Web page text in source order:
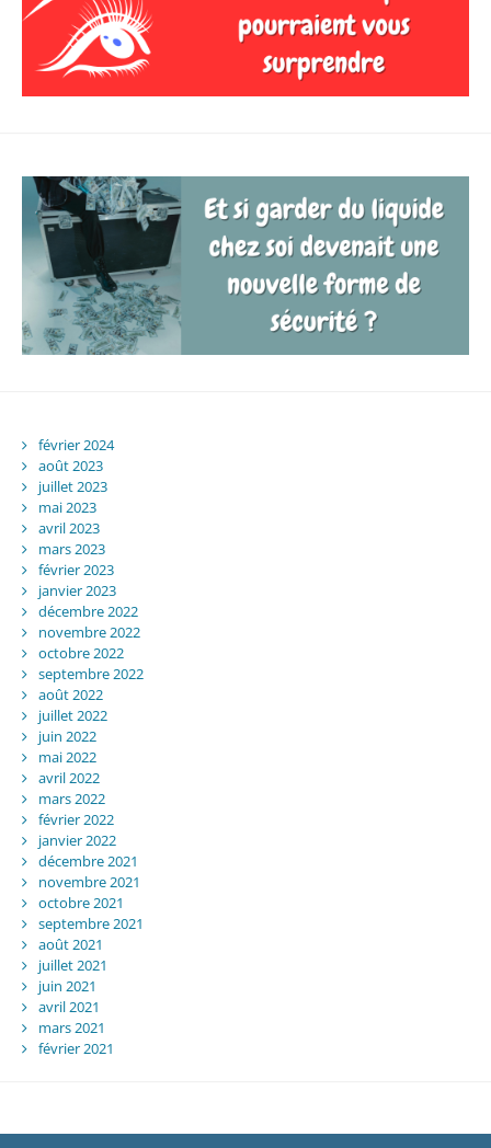
février 2024
août 2023
juillet 2023
mai 2023
avril 2023
mars 2023
février 2023
janvier 2023
décembre 2022
novembre 2022
octobre 2022
septembre 2022
août 2022
juillet 2022
juin 2022
mai 2022
avril 2022
mars 2022
février 2022
janvier 2022
décembre 2021
novembre 2021
octobre 2021
septembre 2021
août 2021
juillet 2021
juin 2021
avril 2021
mars 2021
février 2021